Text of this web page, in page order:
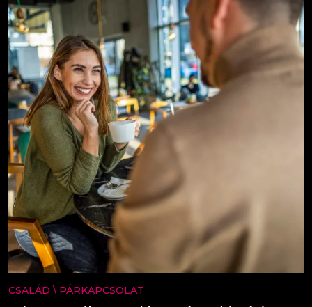
CSALÁD \ PÁRKAPCSOLAT